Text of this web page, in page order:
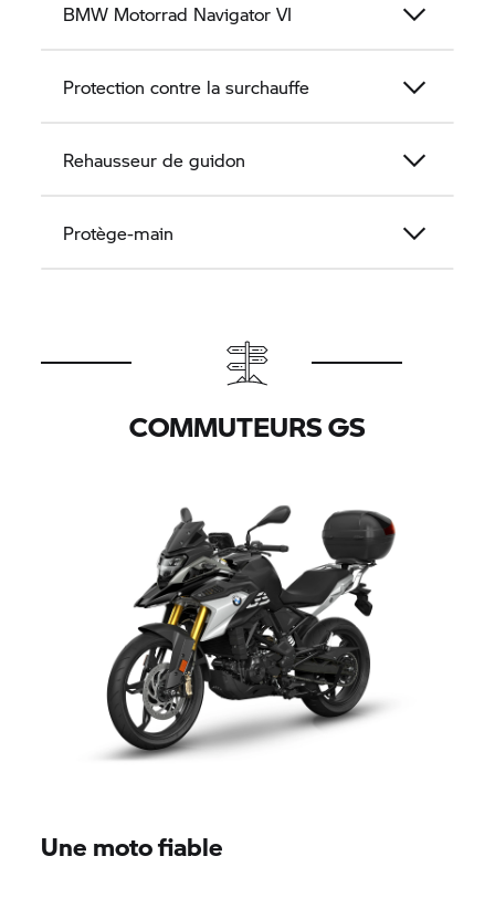
BMW Motorrad Navigator VI
Protection contre la surchauffe
Rehausseur de guidon
Protège-main
COMMUTEURS GS
Une moto fiable